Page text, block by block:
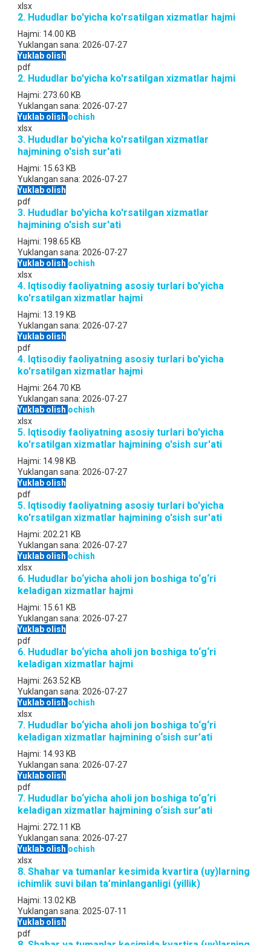
xlsx
2. Hududlar bo'yicha ko'rsatilgan xizmatlar hajmi
Hajmi: 14.00 KB
Yuklangan sana: 2026-07-27
Yuklab olish
pdf
2. Hududlar bo'yicha ko'rsatilgan xizmatlar hajmi
Hajmi: 273.60 KB
Yuklangan sana: 2026-07-27
Yuklab olish ochish
xlsx
3. Hududlar bo'yicha ko'rsatilgan xizmatlar
hajmining o'sish sur'ati
Hajmi: 15.63 KB
Yuklangan sana: 2026-07-27
Yuklab olish
pdf
3. Hududlar bo'yicha ko'rsatilgan xizmatlar
hajmining o'sish sur'ati
Hajmi: 198.65 KB
Yuklangan sana: 2026-07-27
Yuklab olish ochish
xlsx
4. Iqtisodiy faoliyatning asosiy turlari bo'yicha
ko'rsatilgan xizmatlar hajmi
Hajmi: 13.19 KB
Yuklangan sana: 2026-07-27
Yuklab olish
pdf
4. Iqtisodiy faoliyatning asosiy turlari bo'yicha
ko'rsatilgan xizmatlar hajmi
Hajmi: 264.70 KB
Yuklangan sana: 2026-07-27
Yuklab olish ochish
xlsx
5. Iqtisodiy faoliyatning asosiy turlari bo'yicha
ko'rsatilgan xizmatlar hajmining o'sish sur'ati
Hajmi: 14.98 KB
Yuklangan sana: 2026-07-27
Yuklab olish
pdf
5. Iqtisodiy faoliyatning asosiy turlari bo'yicha
ko'rsatilgan xizmatlar hajmining o'sish sur'ati
Hajmi: 202.21 KB
Yuklangan sana: 2026-07-27
Yuklab olish ochish
xlsx
6. Hududlar bo‘yicha aholi jon boshiga to‘g‘ri
keladigan xizmatlar hajmi
Hajmi: 15.61 KB
Yuklangan sana: 2026-07-27
Yuklab olish
pdf
6. Hududlar bo‘yicha aholi jon boshiga to‘g‘ri
keladigan xizmatlar hajmi
Hajmi: 263.52 KB
Yuklangan sana: 2026-07-27
Yuklab olish ochish
xlsx
7. Hududlar bo‘yicha aholi jon boshiga to‘g‘ri
keladigan xizmatlar hajmining o‘sish sur’ati
Hajmi: 14.93 KB
Yuklangan sana: 2026-07-27
Yuklab olish
pdf
7. Hududlar bo‘yicha aholi jon boshiga to‘g‘ri
keladigan xizmatlar hajmining o‘sish sur’ati
Hajmi: 272.11 KB
Yuklangan sana: 2026-07-27
Yuklab olish ochish
xlsx
8. Shahar va tumanlar kesimida kvartira (uy)larning
ichimlik suvi bilan ta’minlanganligi (yillik)
Hajmi: 13.02 KB
Yuklangan sana: 2025-07-11
Yuklab olish
pdf